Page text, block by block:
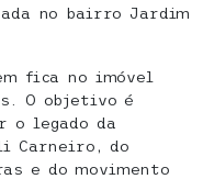
no bairro Jardim
fica no imóvel
O objetivo é
o legado da
Carneiro, do
e do movimento